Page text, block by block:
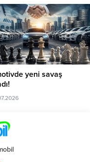
yeni savaş